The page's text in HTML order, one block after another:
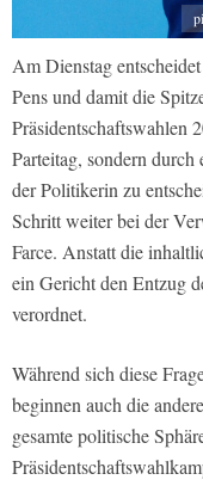
Am Dienstag
Pens und damit die
Präsidentschaftswahlen
Parteitag, sondern
der Politikerin zu
Schritt weiter bei der
Farce. Anstatt die
ein Gericht den Entzug
verordnet.
Während sich diese
beginnen auch die
gesamte politische